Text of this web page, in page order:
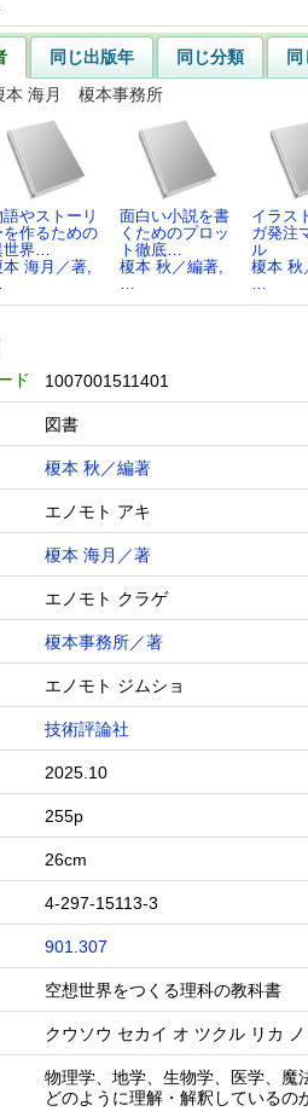
同じ出版年 同じ分類
同
海月 榎本事務所
語やストーリ
を作るための
世界…
本 海月／著,
面白い小説を書
くためのプロッ
ト徹底…
榎本 秋／編著,
…
イラス
ガ発注
ル
榎本 秋
…
ド 1007001511401
図書
榎本 秋／編著
エノモト アキ
榎本 海月／著
エノモト クラゲ
榎本事務所／著
エノモト ジムショ
技術評論社
2025.10
255p
26cm
4-297-15113-3
901.307
空想世界をつくる理科の教
クウソウ セカイ オ ツクル リカ
物理学、地学、生物学、医学、
どのように理解・解釈しているの